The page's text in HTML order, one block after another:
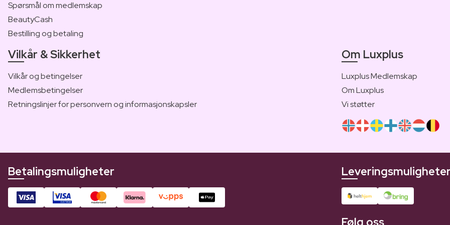
Spørsmål om medlemskap
BeautyCash
Bestilling og betaling
Vilkår & Sikkerhet
Vilkår og betingelser
Medlemsbetingelser
Retningslinjer for personvern og informasjonskapsler
Om Luxplus
Luxplus Medlemskap
Om Luxplus
Vi støtter
Betalingsmuligheter